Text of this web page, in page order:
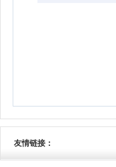
友情链接：